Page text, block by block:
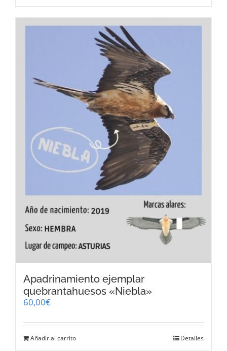
Apadrinamiento ejemplar
quebrantahuesos «Niebla»
60,00€
Añadir al carrito Detalles